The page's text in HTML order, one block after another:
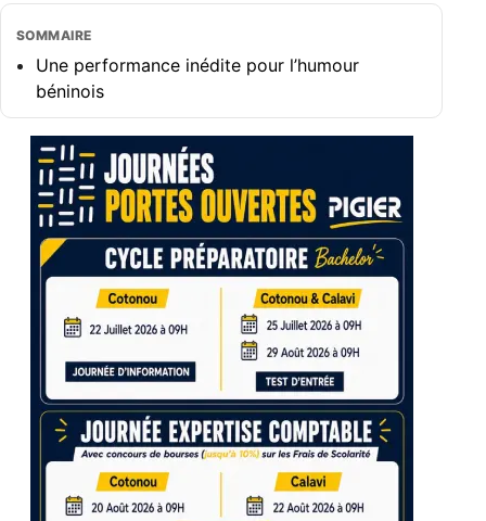
SOMMAIRE
Une performance inédite pour l’humour
béninois